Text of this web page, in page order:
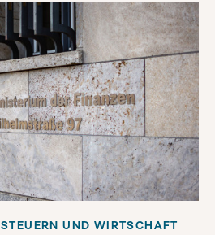
STEUERN UND WIRTSCHAFT